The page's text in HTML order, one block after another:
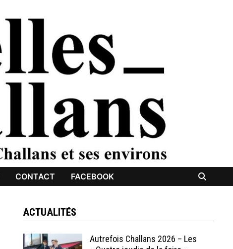
CONTACT FACEBOOK
ACTUALITÉS
Autrefois Challans 2026 – Les